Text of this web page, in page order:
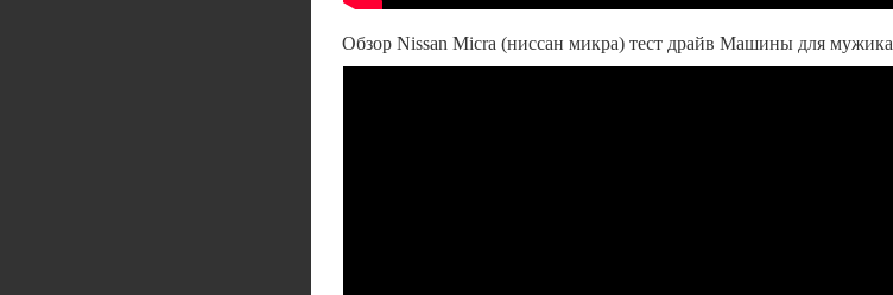
Обзор Nissan Micra (ниссан микра) тест драйв Машины для мужика